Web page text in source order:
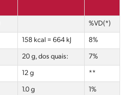
%VD(*)
158 kcal = 664 kJ 8%
20 g, dos quais: 7%
12 g **
1.0 g 1%